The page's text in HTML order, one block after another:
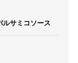
サミコソース